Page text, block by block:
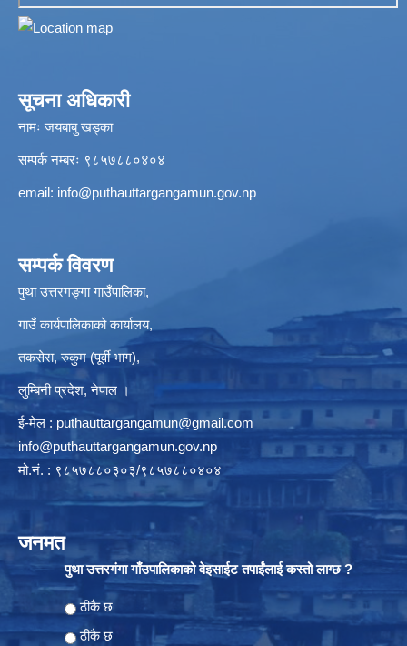
सूचना अधिकारी
नामः जयबाबु खड्का
सम्पर्क नम्बरः ९८५७८८०४०४
email: info@puthauttargangamun.gov.np
सम्पर्क विवरण
पुथा उत्तरगङ्गा गाउँपालिका,
गाउँ कार्यपालिकाको कार्यालय,
तकसेरा, रुकुम (पूर्वी भाग),
लुम्बिनी प्रदेश, नेपाल ।
ई-मेल : puthauttargangamun@gmail.com
info@puthauttargangamun.gov.np
मो.नं. : ९८५७८८०३०३/९८५७८८०४०४
जनमत
पुथा उत्तरगंगा गाँउपालिकाको वेइसाईट तपाईंलाई कस्तो लाग्छ ?
Choices
ठीकै छ
ठीकै छ